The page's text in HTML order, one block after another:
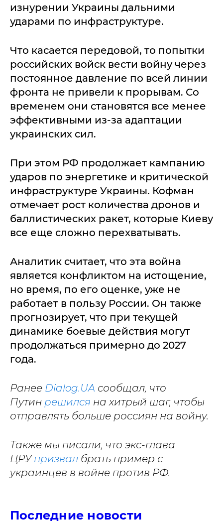
изнурении Украины дальними
ударами по инфраструктуре.
Что касается передовой, то попытки
российских войск вести войну через
постоянное давление по всей линии
фронта не привели к прорывам. Со
временем они становятся все менее
эффективными из-за адаптации
украинских сил.
При этом РФ продолжает кампанию
ударов по энергетике и критической
инфраструктуре Украины. Кофман
отмечает рост количества дронов и
баллистических ракет, которые Киеву
все еще сложно перехватывать.
Аналитик считает, что эта война
является конфликтом на истощение,
но время, по его оценке, уже не
работает в пользу России. Он также
прогнозирует, что при текущей
динамике боевые действия могут
продолжаться примерно до 2027
года.
Ранее Dialog.UA сообщал, что
Путин решился на хитрый шаг, чтобы
отправлять больше россиян на войну.
Также мы писали, что экс-глава
ЦРУпризвал брать пример с
украинцев в войне против РФ.
Последние новости